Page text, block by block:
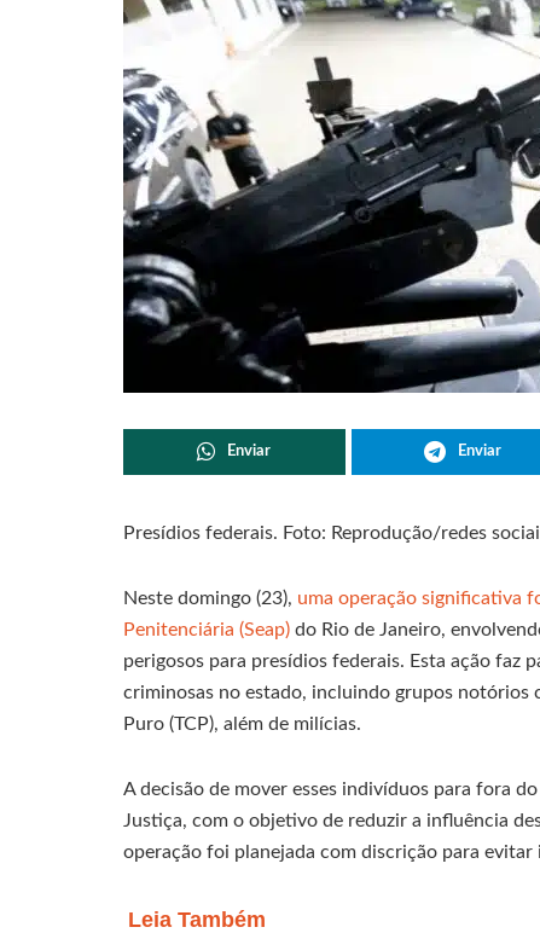
Enviar Enviar
Presídios federais. Foto: Reprodução/redes
Neste domingo (23), uma operação significativa
Penitenciária (Seap) do Rio de Janeiro,
perigosos para presídios federais. Esta ação faz
criminosas no estado, incluindo grupos notórios
Puro (TCP), além de milícias.
A decisão de mover esses indivíduos para fora
Justiça, com o objetivo de reduzir a influência
operação foi planejada com discrição para
Leia Também